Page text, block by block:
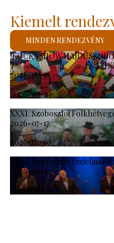
KOCKASHOW
ÉS
2026-07-11
-
2026-08-23
XXXI. Szoboszlói
2026-07-17
-
2026-07-19
XXXI. Szoboszlói Dixieland
2026-08-21
-
2026-08-23
Kiemelt
MINDEN RENDEZVÉNY